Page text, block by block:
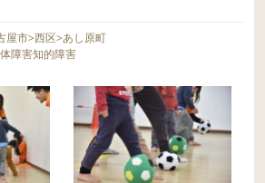
屋市>西区>あし原町
障害知的障害